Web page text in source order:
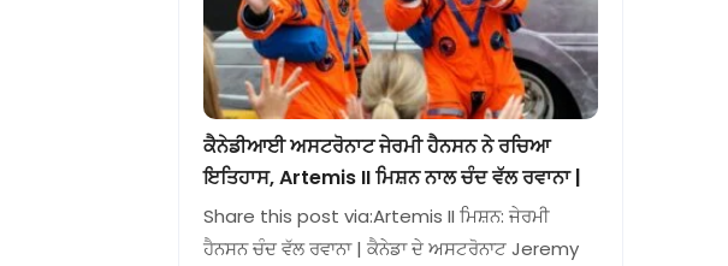
ਕੈਨੇਡੀਆਈ ਅਸਟਰੋਨਾਟ ਜੇਰਮੀ ਹੈਨਸਨ ਨੇ ਰਚਿਆ
ਇਤਿਹਾਸ, Artemis II ਮਿਸ਼ਨ ਨਾਲ ਚੰਦ ਵੱਲ ਰਵਾਨਾ |
Share this post via:Artemis II ਮਿਸ਼ਨ: ਜੇਰਮੀ
ਹੈਨਸਨ ਚੰਦ ਵੱਲ ਰਵਾਨਾ | ਕੈਨੇਡਾ ਦੇ ਅਸਟਰੋਨਾਟ Jeremy